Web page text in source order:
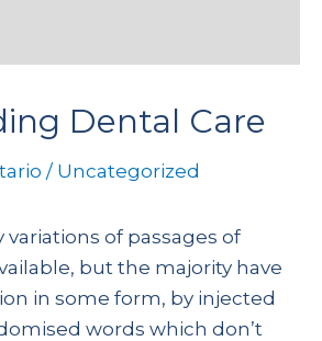
Dental Care
/ Uncategorized
variations of passages of
but the majority have
in some form, by injected
words which don’t